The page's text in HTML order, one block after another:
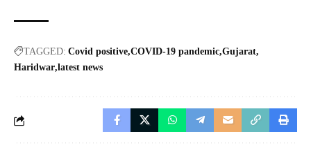
TAGGED: Covid positive COVID-19 pandemic Gujarat
Haridwar latest news